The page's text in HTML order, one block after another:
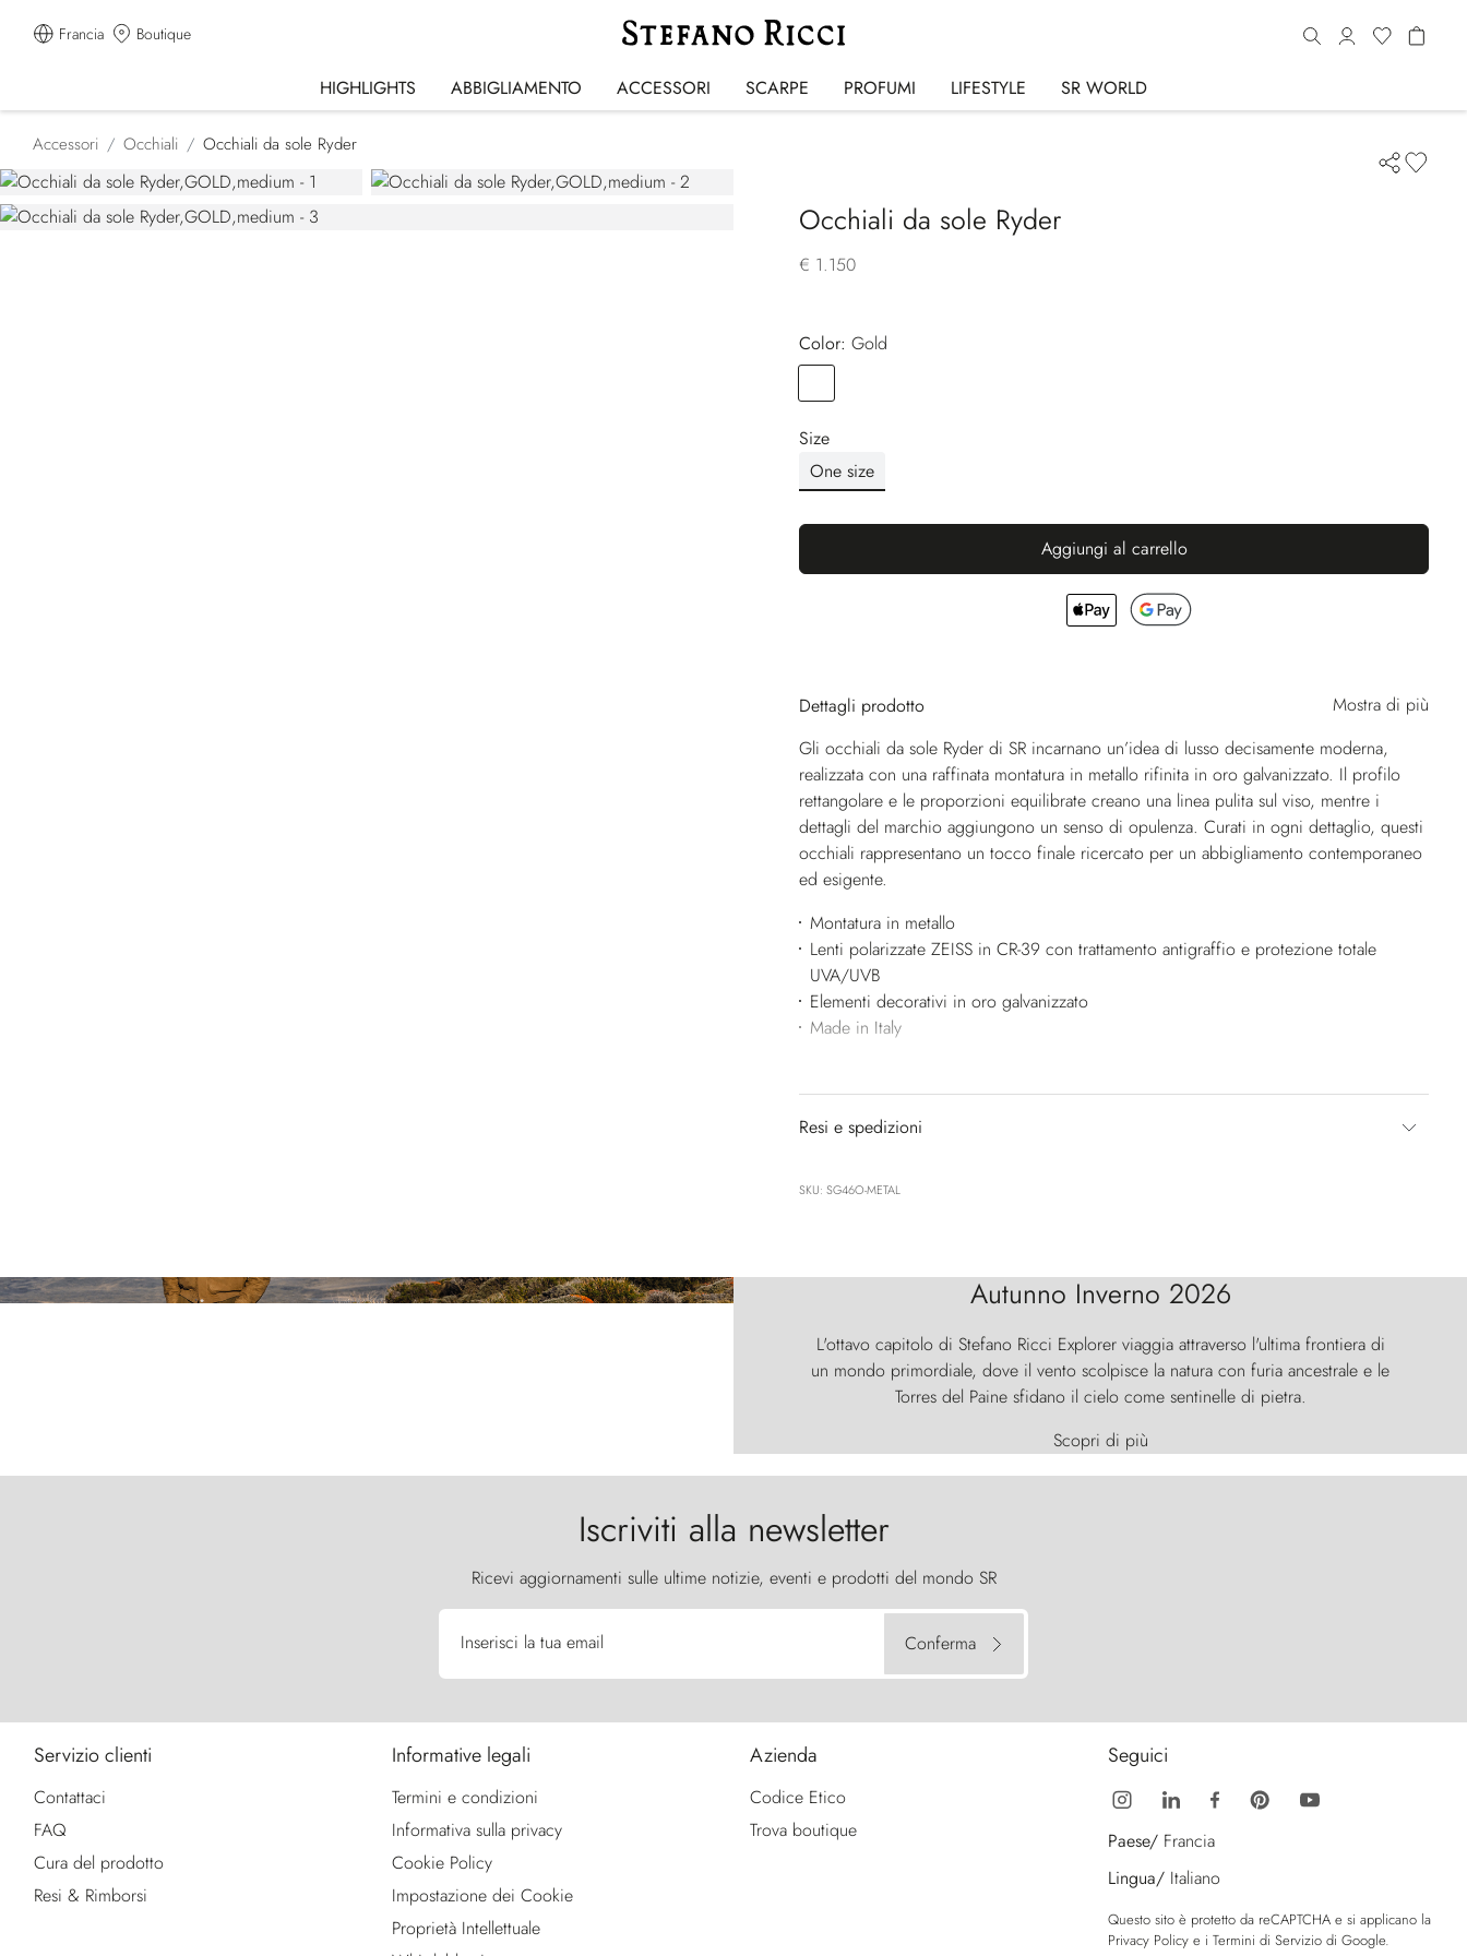
Francia Boutique
HIGHLIGHTS ABBIGLIAMENTO ACCESSORI SCARPE PROFUMI LIFESTYLE SR WORLD
Accessori Occhiali Occhiali da sole Ryder
Occhiali da sole Ryder
€ 1.150
Color:
gold
Size
One size
Aggiungi al carrello
Dettagli prodotto
Mostra di più
Gli occhiali da sole Ryder di SR incarnano un’idea di lusso decisamente moderna,
realizzata con una raffinata montatura in metallo rifinita in oro galvanizzato. Il profilo
rettangolare e le proporzioni equilibrate creano una linea pulita sul viso, mentre i
dettagli del marchio aggiungono un senso di opulenza. Curati in ogni dettaglio, questi
occhiali rappresentano un tocco finale ricercato per un abbigliamento contemporaneo
ed esigente.
Montatura in metallo
Lenti polarizzate ZEISS in CR-39 con trattamento antigraffio e protezione totale
UVA/UVB
Elementi decorativi in oro galvanizzato
Made in Italy
Resi e spedizioni
SKU: SG46O-METAL
Autunno Inverno 2026
L'ottavo capitolo di Stefano Ricci Explorer viaggia attraverso l'ultima frontiera di
un mondo primordiale, dove il vento scolpisce la natura con furia ancestrale e le
Torres del Paine sfidano il cielo come sentinelle di pietra.
Scopri di più
Iscriviti alla newsletter
Ricevi aggiornamenti sulle ultime notizie, eventi e prodotti del mondo SR
Inserisci la tua email Conferma
Servizio clienti
Contattaci
FAQ
Cura del prodotto
Resi & Rimborsi
Informative legali
Termini e condizioni
Informativa sulla privacy
Cookie Policy
Impostazione dei Cookie
Proprietà Intellettuale
Azienda
Codice Etico
Trova boutique
Seguici
Paese/ Francia
Lingua/ Italiano
Questo sito è protetto da reCAPTCHA e si applicano la
Privacy Policy e i Termini di Servizio di Google.